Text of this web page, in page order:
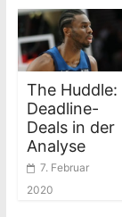
The Huddle:
Deadline-
Deals in der
Analyse
7. Februar
2020